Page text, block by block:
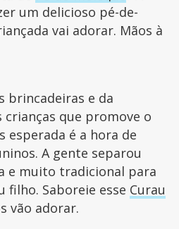
um delicioso pé-de-
vai adorar. Mãos à
brincadeiras e da
crianças que promove o
esperada é a hora de
A gente separou
e muito tradicional para
filho. Saboreie esse Curau
vão adorar.